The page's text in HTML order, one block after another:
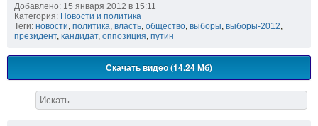
Добавлено: 15 января 2012 в 15:11
Категория: Новости и политика
Теги: новости политика власть общество выборы выборы-2012
президент, кандидат, оппозиция путин
Скачать видео (14.24 Мб)